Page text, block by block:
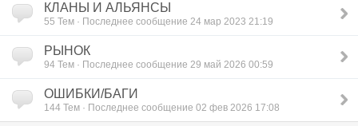
КЛАНЫ И АЛЬЯНСЫ
55 Тем · Последнее сообщение 24 мар 2023 21:19
РЫНОК
94 Тем · Последнее сообщение 29 май 2026 00:59
ОШИБКИ/БАГИ
144 Тем · Последнее сообщение 02 фев 2026 17:08